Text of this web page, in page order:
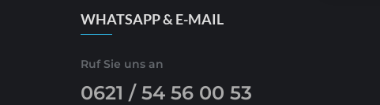
WHATSAPP & E-MAIL
Ruf Sie uns an
0621 / 54 56 00 53